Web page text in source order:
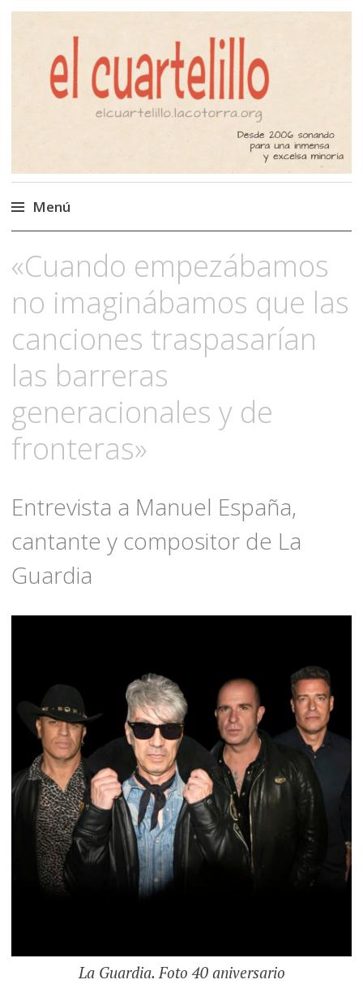
El Cuartelillo
Programa de radio de música
independiente. Podcast
Menú
al
«Cuando empezábamos
no imaginábamos que las
canciones traspasarían
las barreras
generacionales y de
fronteras»
Entrevista a Manuel España,
cantante y compositor de La
Guardia
La Guardia. Foto 40 aniversario